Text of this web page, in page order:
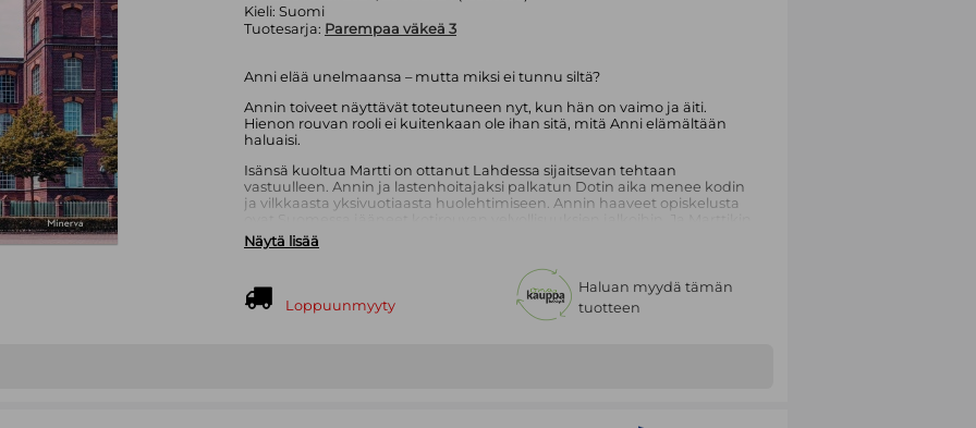
Kieli: Suomi
Tuotesarja: Parempaa väkeä 3
Anni elää unelmaansa – mutta miksi ei tunnu siltä?
Annin toiveet näyttävät toteutuneen nyt, kun hän on vaimo ja äiti.
Hienon rouvan rooli ei kuitenkaan ole ihan sitä, mitä Anni elämältään
haluaisi.
Isänsä kuoltua Martti on ottanut Lahdessa sijaitsevan tehtaan
vastuulleen. Annin ja lastenhoitajaksi palkatun Dotin aika menee kodin
ja vilkkaasta yksivuotiaasta huolehtimiseen. Annin haaveet opiskelusta
näyttää muuttuvan yhä etäisemmäksi ja vaiteliaammaksi erillään
vietetyn kesän jälkeen. Lisäksi vanha heila maisteri Björklund saapuu
Kun huonekalutehtailija herra Kemp kutsuu perheen luokseen
Näytä lisää
Loppuunmyyty
Haluan myydä tämän
tuotteen